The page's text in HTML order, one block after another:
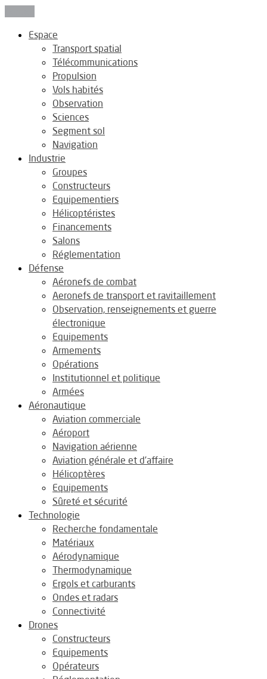
Espace
Transport spatial
Télécommunications
Propulsion
Vols habités
Observation
Sciences
Segment sol
Navigation
Industrie
Groupes
Constructeurs
Equipementiers
Hélicoptéristes
Financements
Salons
Réglementation
Défense
Aéronefs de combat
Aeronefs de transport et ravitaillement
Observation, renseignements et guerre
électronique
Equipements
Armements
Opérations
Institutionnel et politique
Armées
Aéronautique
Aviation commerciale
Aéroport
Navigation aérienne
Aviation générale et d’affaire
Hélicoptères
Equipements
Sûreté et sécurité
Technologie
Recherche fondamentale
Matériaux
Aérodynamique
Thermodynamique
Ergols et carburants
Ondes et radars
Connectivité
Drones
Constructeurs
Equipements
Opérateurs